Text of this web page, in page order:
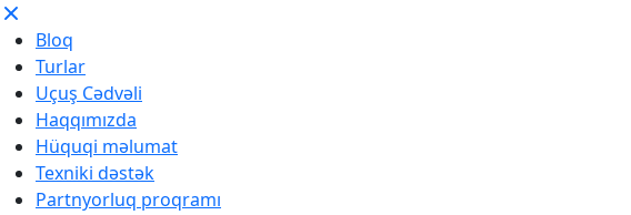
Bloq
Turlar
Uçuş Cədvəli
Haqqımızda
Hüquqi məlumat
Texniki dəstək
Partnyorluq proqramı